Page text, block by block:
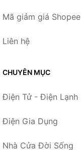
Mã giảm giá Shopee
Liên hệ
CHUYÊN MỤC
Điện Tử - Điện Lạnh
Điện Gia Dụng
Nhà Cửa Đời Sống